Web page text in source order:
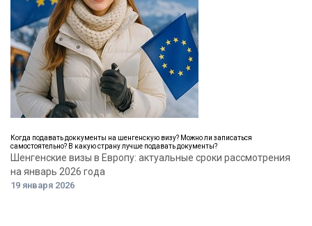
Когда подавать доккументы на шенгенскую визу? Можно ли записаться
самостоятельно? В какую страну лучше подавать документы?
Шенгенские визы в Европу: актуальные сроки рассмотрения
на январь 2026 года
19 января 2026